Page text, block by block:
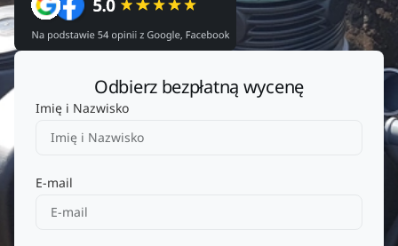
Odbierz bezpłatną wycenę
Imię i Nazwisko
E-mail